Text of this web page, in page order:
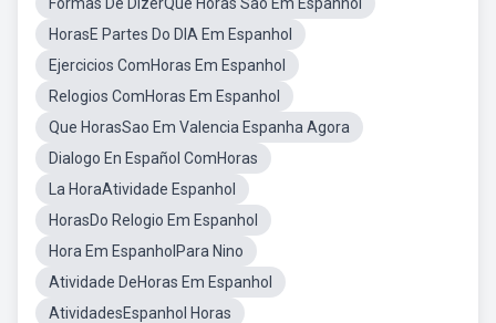
HorasE Partes Do DIA Em Espanhol
Ejercicios ComHoras Em Espanhol
Relogios ComHoras Em Espanhol
Que HorasSao Em Valencia Espanha Agora
Dialogo En Español ComHoras
La HoraAtividade Espanhol
HorasDo Relogio Em Espanhol
Hora Em EspanholPara Nino
Atividade DeHoras Em Espanhol
AtividadesEspanhol Horas